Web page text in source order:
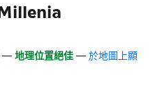
— 地理位置絕佳 — 於地圖上顯